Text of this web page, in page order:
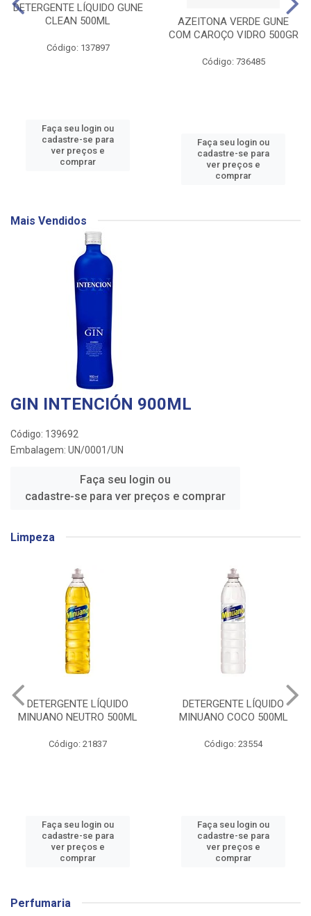
DETERGENTE LÍQUIDO GUNE
CLEAN 500ML
Código: 137897
Faça seu login ou
cadastre-se para
ver preços e
comprar
AZEITONA VERDE GUNE
COM CAROÇO VIDRO 500GR
Código: 736485
Faça seu login ou
cadastre-se para
ver preços e
comprar
Mais Vendidos
GIN INTENCIÓN 900ML
Código: 139692
Embalagem: UN/0001/UN
Faça seu login ou
cadastre-se para ver preços e comprar
Limpeza
DETERGENTE LÍQUIDO
MINUANO NEUTRO 500ML
Código: 21837
Faça seu login ou
cadastre-se para
ver preços e
comprar
DETERGENTE LÍQUIDO
MINUANO COCO 500ML
Código: 23554
Faça seu login ou
cadastre-se para
ver preços e
comprar
Perfumaria